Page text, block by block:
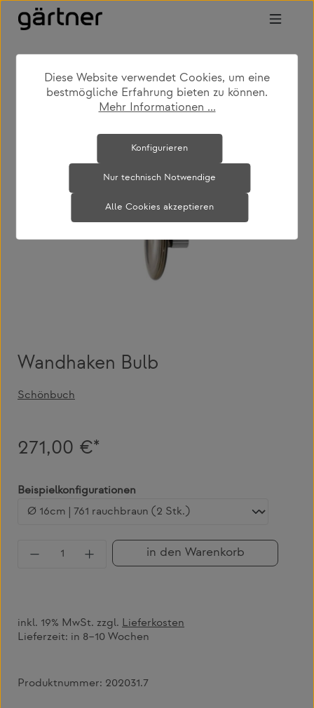
Zum Hauptinhalt springen
shop produkte wohnen garderoben
Bildergalerie überspringen
Wandhaken Bulb
Schönbuch
271,00 €*
Beispielkonfigurationen
Produkt Anzahl: Gib den gewünschten
in den Warenkorb
inkl. 19% MwSt. zzgl. Lieferkosten
Lieferzeit: in 8–10 Wochen
Produktnummer: 202031.7
Diese Website verwendet Cookies, um eine
bestmögliche Erfahrung bieten zu können.
Mehr Informationen ...
Nur technisch Notwendige
Konfigurieren
Alle Cookies akzeptieren